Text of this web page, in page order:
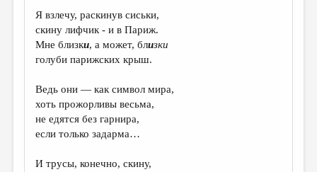
Я взлечу, раскинув сиськи,
скину лифчик - и в Париж.
Мне близки, а может, близки
голуби парижских крыш.
Ведь они — как символ мира,
хоть прожорливы весьма,
не едятся без гарнира,
если только задарма…
И трусы, конечно, скину,